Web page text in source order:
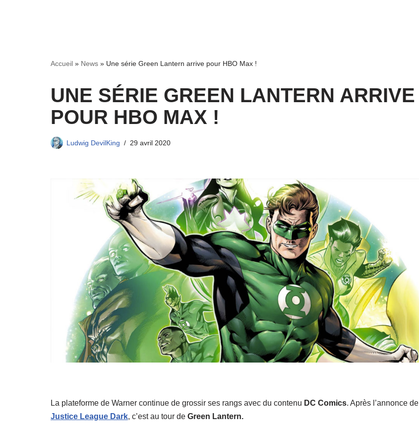
Accueil » News » Une série Green Lantern arrive pour HBO Max !
UNE SÉRIE GREEN LANTERN ARRIVE
POUR HBO MAX !
Ludwig DevilKing 29 avril 2020
La plateforme de Warner continue de grossir ses rangs avec du contenu DC Comics. Après l’annonce de
Justice League Dark, c’est au tour de Green Lantern.